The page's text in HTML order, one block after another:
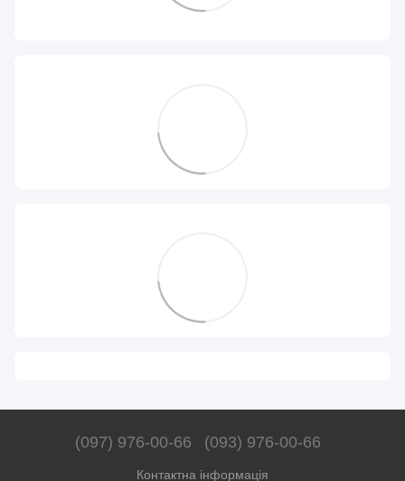
(097) 976-00-66 (093) 976-00-66
Контактна інформація